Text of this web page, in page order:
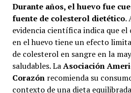
Durante años, el huevo fue
fuente de colesterol dietético.
evidencia científica indica que
en el huevo tiene un efecto
de colesterol en sangre en la
saludables. LaAsociación
Corazónrecomienda su
contexto de una dieta